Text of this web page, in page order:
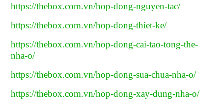
https://thebox.com.vn/hop-dong-nguyen-tac/
https://thebox.com.vn/hop-dong-thiet-ke/
https://thebox.com.vn/hop-dong-cai-tao-tong-the-
nha-o/
https://thebox.com.vn/hop-dong-sua-chua-nha-o/
https://thebox.com.vn/hop-dong-xay-dung-nha-o/